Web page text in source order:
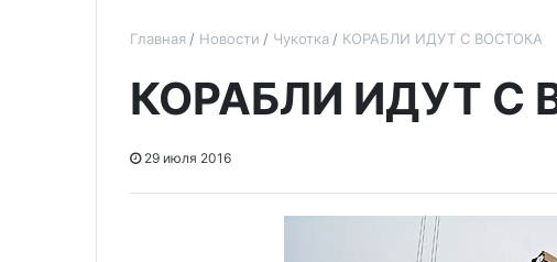
Главная Новости Чукотка КОРАБЛИ ИДУТ С ВОСТОКА
КОРАБЛИ ИДУТ С
29 июля 2016